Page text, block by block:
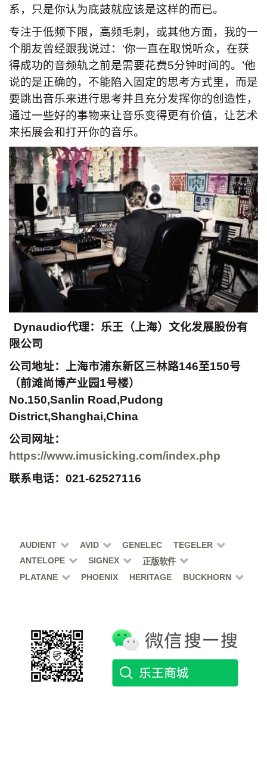
系，只是你认为底鼓就应该是这样的而已。
专注于低频下限，高频毛刺，或其他方面，我的一
个朋友曾经跟我说过：‘你一直在取悦听众，在获
得成功的音频轨之前是需要花费5分钟时间的。’他
说的是正确的，不能陷入固定的思考方式里，而是
要跳出音乐来进行思考并且充分发挥你的创造性，
通过一些好的事物来让音乐变得更有价值，让艺术
来拓展会和打开你的音乐。
Dynaudio代理：乐王（上海）文化发展股份有
限公司
公司地址：上海市浦东新区三林路146至150号
（前滩尚博产业园1号楼）
No.150,Sanlin Road,Pudong
District,Shanghai,China
公司网址：
https://www.imusicking.com/index.php
联系电话：021-62527116
AUDIENT AVID GENELEC
TEGELER
ANTELOPE
SIGNEX
正版软件
PLATANE
PHOENIX HERITAGE BUCKHORN